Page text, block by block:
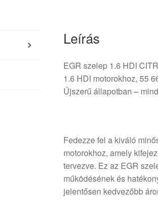
Leírás
EGR szelep 1.6 HDI
1.6 HDI motorokhoz, 55
Újszerű állapotban –
Fedezze fel a kiváló
motorokhoz, amely
tervezve. Ez az EGR
működésének és
jelentősen kedvezőbb